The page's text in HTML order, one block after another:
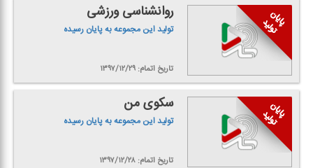
روانشناسی ورزشی
تولید این مجموعه به پایان رسیده
تاریخ اتمام: ۱۳۹۷/۱۲/۲۹
سكوی من
تولید این مجموعه به پایان رسیده
تاریخ اتمام: ۱۳۹۷/۱۲/۲۸